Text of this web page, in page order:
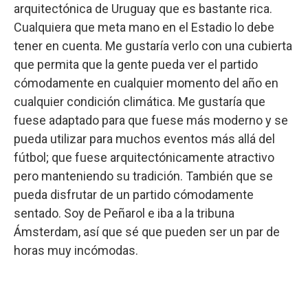
arquitectónica de Uruguay que es bastante rica.
Cualquiera que meta mano en el Estadio lo debe
tener en cuenta. Me gustaría verlo con una cubierta
que permita que la gente pueda ver el partido
cómodamente en cualquier momento del año en
cualquier condición climática. Me gustaría que
fuese adaptado para que fuese más moderno y se
pueda utilizar para muchos eventos más allá del
fútbol; que fuese arquitectónicamente atractivo
pero manteniendo su tradición. También que se
pueda disfrutar de un partido cómodamente
sentado. Soy de Peñarol e iba a la tribuna
Ámsterdam, así que sé que pueden ser un par de
horas muy incómodas.